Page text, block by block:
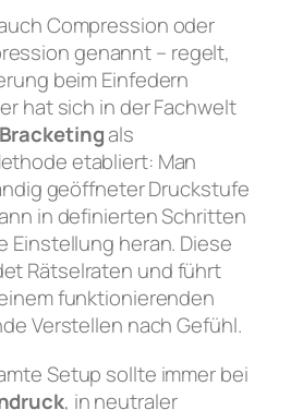
Compression oder
genannt – regelt,
beim Einfedern
hat sich in der Fachwelt
Bracketingals
etabliert: Man
geöffneter Druckstufe
in definierten Schritten
Einstellung heran. Diese
Rätselraten und führt
funktionierenden
Verstellen nach Gefühl.
Setup sollte immer bei
, in neutraler